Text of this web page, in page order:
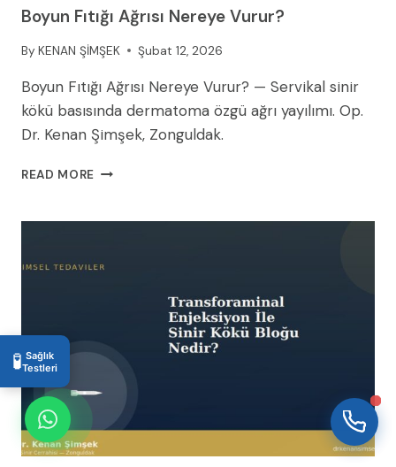
Boyun Fıtığı Ağrısı Nereye Vurur?
By KENAN ŞİMŞEK Şubat 12, 2026
Boyun Fıtığı Ağrısı Nereye Vurur? — Servikal sinir
kökü basısında dermatoma özgü ağrı yayılımı. Op.
Dr. Kenan Şimşek, Zonguldak.
READ MORE BOYUN
NEREYE
🧪 Sağlık
Testleri
Şu an çevrimdışı
03:37